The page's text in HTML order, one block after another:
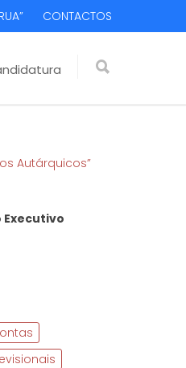
CONTACTOS
Autárquicos”